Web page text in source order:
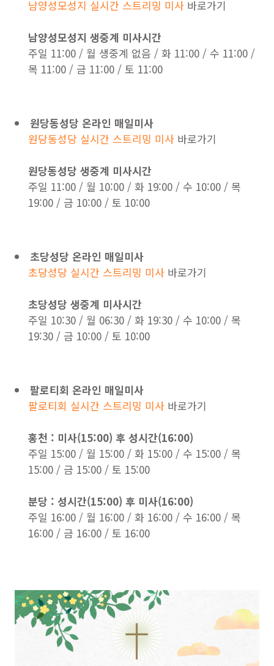
남양성모성지 실시간 스트리밍 미사 바로가기
남양성모성지 생중계 미사시간
주일 11:00 / 월 생중계 없음 / 화 11:00 / 수 11:00 /
목 11:00 / 금 11:00 / 토 11:00
원당동성당 온라인 매일미사
원당동성당 실시간 스트리밍 미사 바로가기
원당동성당 생중계 미사시간
주일 11:00 / 월 10:00 / 화 19:00 / 수 10:00 / 목
19:00 / 금 10:00 / 토 10:00
초당성당 온라인 매일미사
초당성당 실시간 스트리밍 미사 바로가기
초당성당 생중계 미사시간
주일 10:30 / 월 06:30 / 화 19:30 / 수 10:00 / 목
19:30 / 금 10:00 / 토 10:00
팔로티회 온라인 매일미사
팔로티회 실시간 스트리밍 미사 바로가기
홍천 : 미사(15:00) 후 성시간(16:00)
주일 15:00 / 월 15:00 / 화 15:00 / 수 15:00 / 목
15:00 / 금 15:00 / 토 15:00
분당 : 성시간(15:00) 후 미사(16:00)
주일 16:00 / 월 16:00 / 화 16:00 / 수 16:00 / 목
16:00 / 금 16:00 / 토 16:00